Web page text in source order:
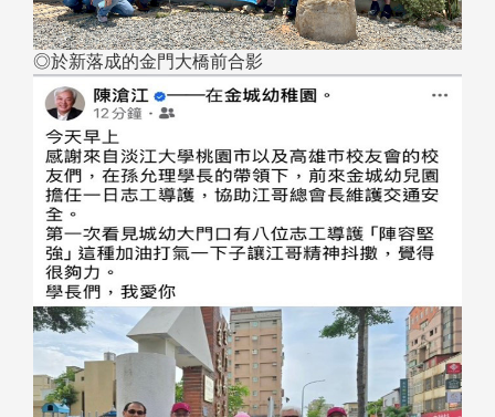
◎於新落成的金門大橋前合影